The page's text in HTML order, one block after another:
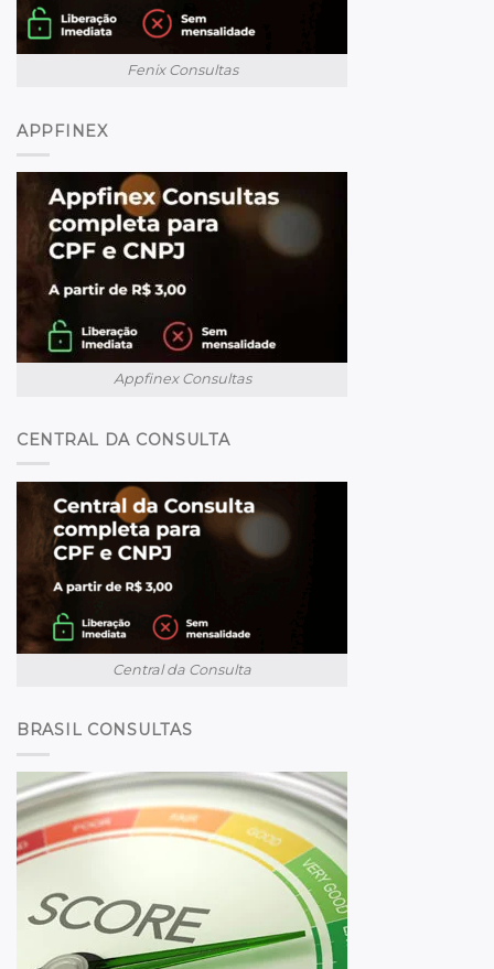
Fenix Consultas
APPFINEX
Appfinex Consultas
CENTRAL DA CONSULTA
Central da Consulta
BRASIL CONSULTAS